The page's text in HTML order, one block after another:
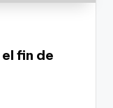
fin de